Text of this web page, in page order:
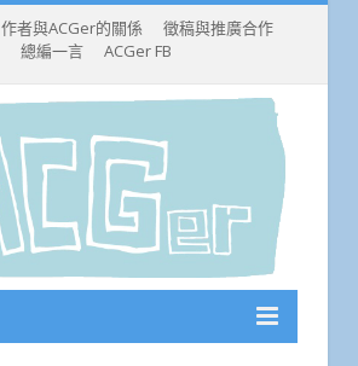
作者與ACGer的關係
徵稿與推廣合作
總編一言
ACGer FB